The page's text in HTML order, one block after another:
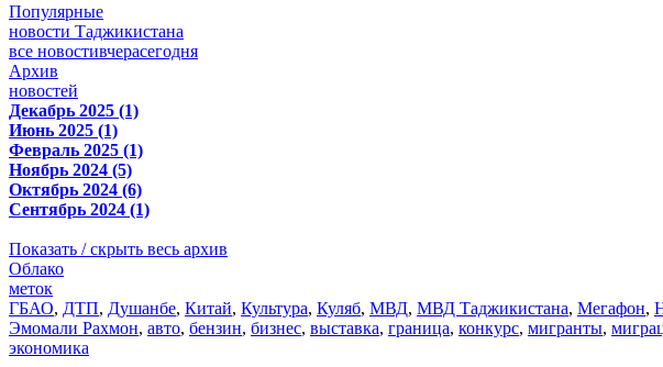
Популярные
новости Таджикистана
все новостивчерасегодня
Архив
новостей
Декабрь 2025 (1)
Июнь 2025 (1)
Февраль 2025 (1)
Ноябрь 2024 (5)
Октябрь 2024 (6)
Сентябрь 2024 (1)
Показать / скрыть весь архив
Облако
меток
ГБАО, ДТП, Душанбе, Китай, Культура, Куляб, МВД, МВД Таджикистана, Мегафон,
Эмомали Рахмон, авто, бензин, бизнес, выставка, граница, конкурс, мигранты,
экономика